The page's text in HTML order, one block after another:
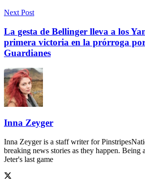
Next Post
La gesta de Bellinger lleva a los
primera victoria en la prórroga
Guardianes
Inna Zeyger
Inna Zeyger is a staff writer for
breaking news stories as they happen. Being
Jeter's last game